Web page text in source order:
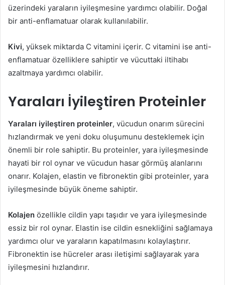
üzerindeki yaraların iyileşmesine yardımcı olabilir. Doğal
bir anti-enflamatuar olarak kullanılabilir.
Kivi, yüksek miktarda C vitamini içerir. C vitamini ise anti-
enflamatuar özelliklere sahiptir ve vücuttaki iltihabı
azaltmaya yardımcı olabilir.
Yaraları İyileştiren Proteinler
Yaraları iyileştiren proteinler, vücudun onarım sürecini
hızlandırmak ve yeni doku oluşumunu desteklemek için
önemli bir role sahiptir. Bu proteinler, yara iyileşmesinde
hayati bir rol oynar ve vücudun hasar görmüş alanlarını
onarır. Kolajen, elastin ve fibronektin gibi proteinler, yara
iyileşmesinde büyük öneme sahiptir.
Kolajen özellikle cildin yapı taşıdır ve yara iyileşmesinde
essiz bir rol oynar. Elastin ise cildin esnekliğini sağlamaya
yardımcı olur ve yaraların kapatılmasını kolaylaştırır.
Fibronektin ise hücreler arası iletişimi sağlayarak yara
iyileşmesini hızlandırır.